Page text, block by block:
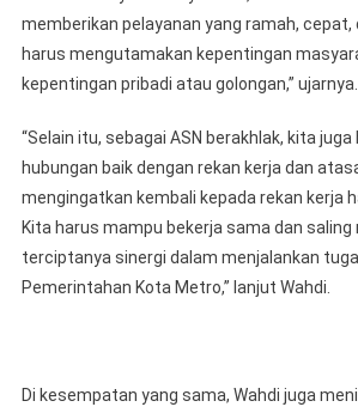
memberikan pelayanan yang ramah, cepat,
harus mengutamakan kepentingan
kepentingan pribadi atau golongan,” ujarnya.
“Selain itu, sebagai ASN berakhlak, kita
hubungan baik dengan rekan kerja dan
mengingatkan kembali kepada rekan kerja
Kita harus mampu bekerja sama dan saling
terciptanya sinergi dalam menjalankan
Pemerintahan Kota Metro,” lanjut Wahdi.
Di kesempatan yang sama, Wahdi juga